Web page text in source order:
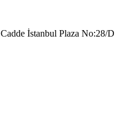
İstanbul Plaza No:28/D